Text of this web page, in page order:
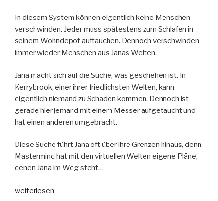
In diesem System können eigentlich keine Menschen
verschwinden. Jeder muss spätestens zum Schlafen in
seinem Wohndepot auftauchen. Dennoch verschwinden
immer wieder Menschen aus Janas Welten.
Jana macht sich auf die Suche, was geschehen ist. In
Kerrybrook, einer ihrer friedlichsten Welten, kann
eigentlich niemand zu Schaden kommen. Dennoch ist
gerade hier jemand mit einem Messer aufgetaucht und
hat einen anderen umgebracht.
Diese Suche führt Jana oft über ihre Grenzen hinaus, denn
Mastermind hat mit den virtuellen Welten eigene Pläne,
denen Jana im Weg steht…
„Cryptos“
weiterlesen